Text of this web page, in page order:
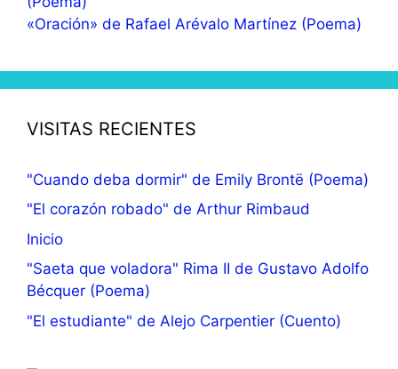
«Oración» de Rafael Arévalo Martínez (Poema)
VISITAS RECIENTES
"Cuando deba dormir" de Emily Brontë (Poema)
"El corazón robado" de Arthur Rimbaud
Inicio
"Saeta que voladora" Rima II de Gustavo Adolfo
Bécquer (Poema)
"El estudiante" de Alejo Carpentier (Cuento)